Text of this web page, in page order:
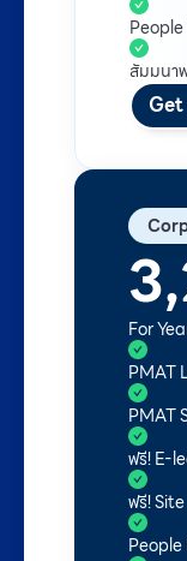
สัมมนา
For
PMAT
PMAT
ฟรี! E-
ฟรี!